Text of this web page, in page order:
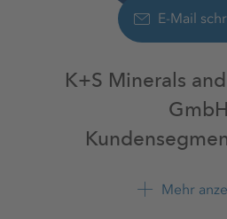
E-Mail
K+S Minerals
GmbH
Mehr